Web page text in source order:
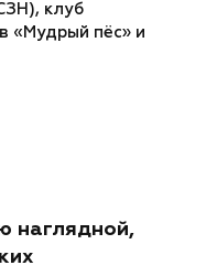
клуб
«Мудрый пёс» и
наглядной,